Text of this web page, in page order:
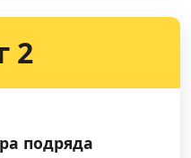
2
подряда